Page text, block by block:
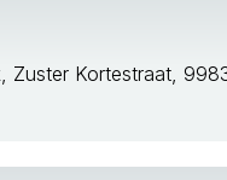
Kortestraat,